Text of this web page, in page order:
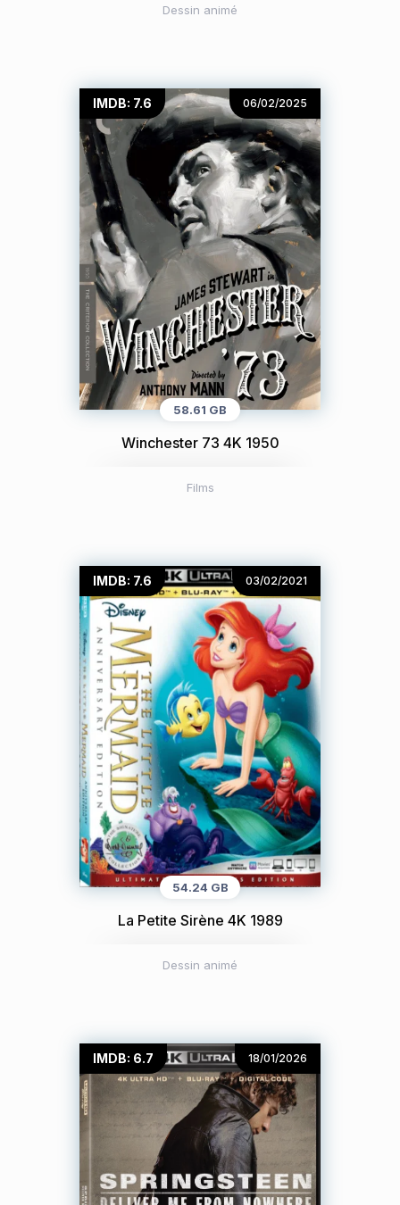
Dessin animé
IMDB: 7.6 06/02/2025
58.61 GB
Winchester 73 4K 1950
Films
IMDB: 7.6 03/02/2021
54.24 GB
La Petite Sirène 4K 1989
Dessin animé
IMDB: 6.7 18/01/2026